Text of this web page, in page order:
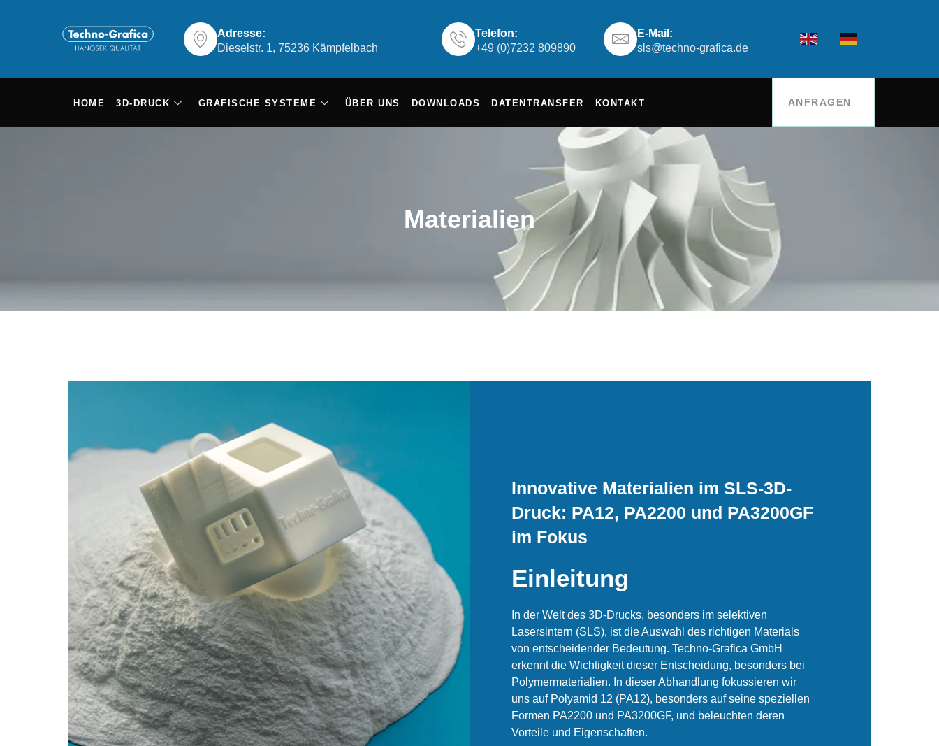
Adresse:
Dieselstr. 1, 75236 Kämpfelbach
Telefon:
+49 (0)7232 809890
E-Mail:
sls@techno-grafica.de
HOME 3D-DRUCK GRAFISCHE SYSTEME ÜBER UNS DOWNLOADS DATENTRANSFER KONTAKT ANFRAGEN
Materialien
Innovative Materialien im SLS-3D-
Druck: PA12, PA2200 und PA3200GF
im Fokus
Einleitung
In der Welt des 3D-Drucks, besonders im selektiven
Lasersintern (SLS), ist die Auswahl des richtigen Materials
von entscheidender Bedeutung. Techno-Grafica GmbH
erkennt die Wichtigkeit dieser Entscheidung, besonders bei
Polymermaterialien. In dieser Abhandlung fokussieren wir
uns auf Polyamid 12 (PA12), besonders auf seine speziellen
Formen PA2200 und PA3200GF, und beleuchten deren
Vorteile und Eigenschaften.